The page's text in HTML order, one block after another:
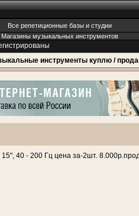
Все репетиционные базы и студии
Магазины музыкальных инструментов
инструменты куплю /
40 - 200 Гц цена за-2шт.